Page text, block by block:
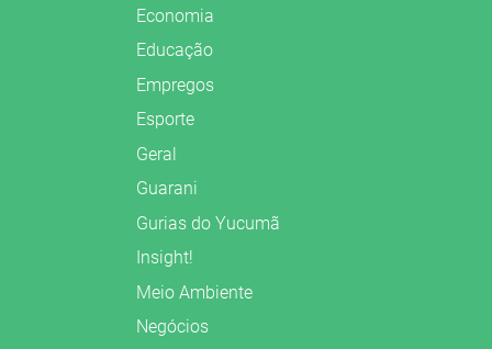
Economia
Educação
Empregos
Esporte
Geral
Guarani
Gurias do Yucumã
Insight!
Meio Ambiente
Negócios